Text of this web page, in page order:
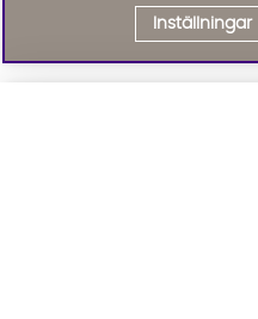
Inställningar